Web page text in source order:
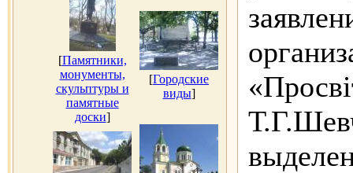
[Памятники,
монументы,
скульптуры и
памятные
доски]
[Городские
виды]